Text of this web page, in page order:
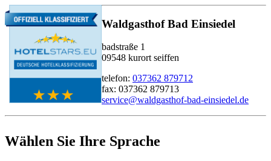
Waldgasthof Bad Einsiedel
badstraße 1
09548 kurort seiffen
telefon: 037362 879712
fax: 037362 879713
service@waldgasthof-bad-einsiedel.de
Wählen Sie Ihre Sprache